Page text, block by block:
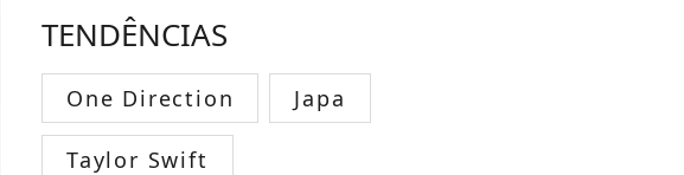
TENDÊNCIAS
One Direction Japa
Taylor Swift